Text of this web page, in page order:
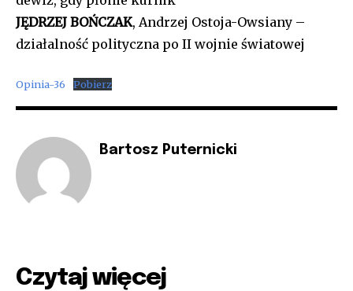
JĘDRZEJ BOŃCZAK, Andrzej Ostoja-Owsiany –
działalność polityczna po II wojnie światowej
Opinia-36 Pobierz
Bartosz Puternicki
Czytaj więcej